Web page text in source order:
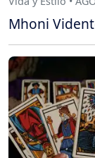
Mhoni